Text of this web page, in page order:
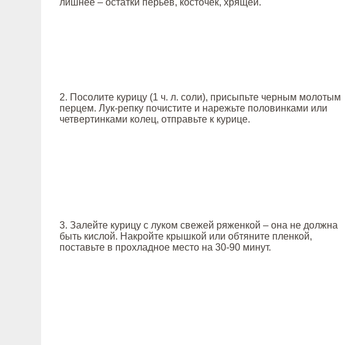
лишнее – остатки перьев, косточек, хрящей.
2. Посолите курицу (1 ч. л. соли), присыпьте черным молотым
перцем. Лук-репку почистите и нарежьте половинками или
четвертинками колец, отправьте к курице.
3. Залейте курицу с луком свежей ряженкой – она не должна
быть кислой. Накройте крышкой или обтяните пленкой,
поставьте в прохладное место на 30-90 минут.